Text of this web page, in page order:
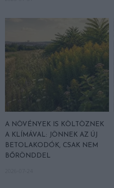
A NÖVÉNYEK IS KÖLTÖZNEK
A KLÍMÁVAL: JÖNNEK AZ ÚJ
BETOLAKODÓK, CSAK NEM
BŐRÖNDDEL